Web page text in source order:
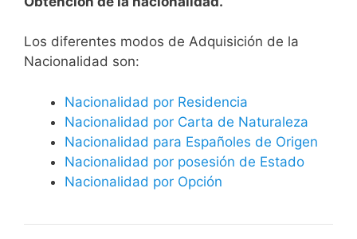
​​​Los diferentes modos de Adquisición de la
Nacionalidad son:
Nacionalidad por Residencia
Nacionalidad por Carta de Naturaleza
Nacionalidad para Españoles de Origen
Nacionalidad por posesión de Estado
Nacionalidad por Opción